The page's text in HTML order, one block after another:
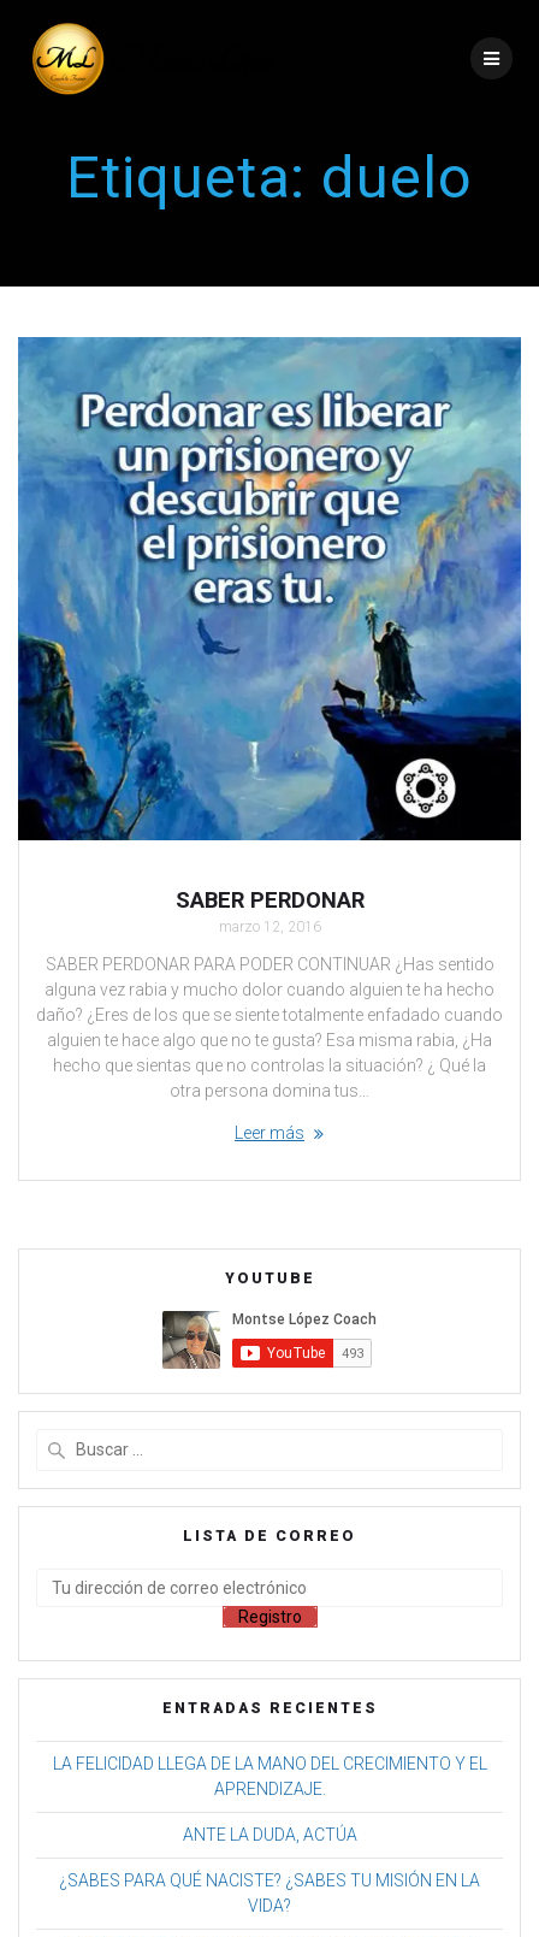
Etiqueta: duelo
SABER PERDONAR
marzo 12, 2016
SABER PERDONAR PARA PODER CONTINUAR ¿Has sentido
alguna vez rabia y mucho dolor cuando alguien te ha hecho
daño? ¿Eres de los que se siente totalmente enfadado cuando
alguien te hace algo que no te gusta? Esa misma rabia, ¿Ha
hecho que sientas que no controlas la situación? ¿ Qué la
otra persona domina tus…
Leer más
YOUTUBE
LISTA DE CORREO
ENTRADAS RECIENTES
LA FELICIDAD LLEGA DE LA MANO DEL CRECIMIENTO Y EL
APRENDIZAJE.
ANTE LA DUDA, ACTÚA
¿SABES PARA QUÉ NACISTE? ¿SABES TU MISIÓN EN LA
VIDA?